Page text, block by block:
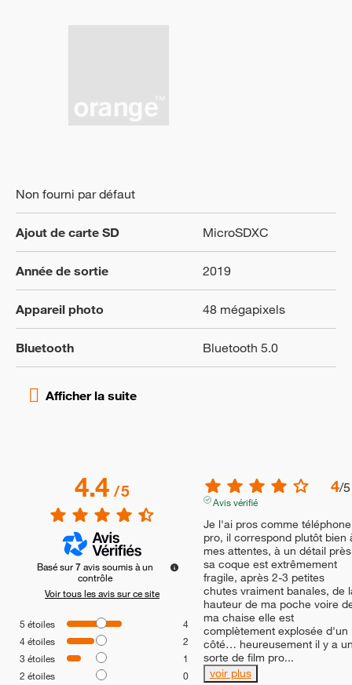
Non fourni par défaut
Ajout de carte SD MicroSDXC
Année de sortie 2019
Appareil photo 48 mégapixels
Bluetooth Bluetooth 5.0
4.4/5
Basé sur7avis soumis à un
contrôle
Voir tous les avis sur ce site
5 étoiles
4
4étoiles
2
3 étoiles
1
2 étoiles
0
4/5
Avis vérifié
Je l'ai pros comme téléphone
pro, il correspond plutôt bien
mes attentes, à un détail
sa coque est extrêmement
fragile, après 2-3 petites
chutes vraiment banales, de
hauteur de ma poche voire
ma chaise elle est
complètement explosée d'un
côté… heureusement il y a
sorte de film pro...
voir plus